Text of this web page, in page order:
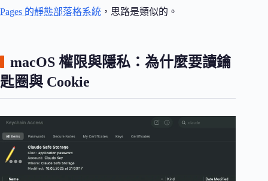
Pages 的靜態部落格系統 ，思路是類似的。
macOS 權限與隱私：為什麼要讀鑰
匙圈與 Cookie